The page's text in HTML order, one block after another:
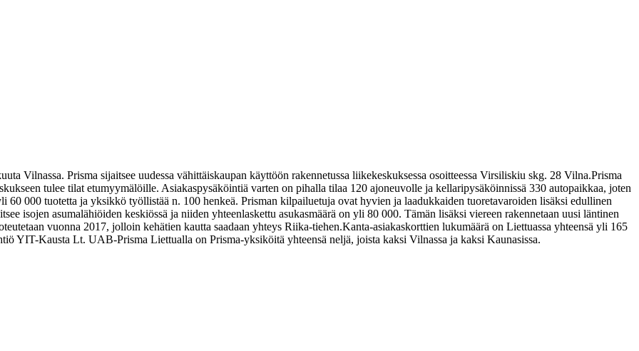
Vilnassa. Prisma sijaitsee uudessa vähittäiskaupan käyttöön rakennetussa liikekeskuksessa osoitteessa Virsiliskiu skg. 28 Vilna.Prisma
tulee tilat etumyymälöille. Asiakaspysäköintiä varten on pihalla tilaa 120 ajoneuvolle ja kellaripysäköinnissä 330 autopaikkaa, joten
60 000 tuotetta ja yksikkö työllistää n. 100 henkeä. Prisman kilpailuetuja ovat hyvien ja laadukkaiden tuoretavaroiden lisäksi edullinen
isojen asumalähiöiden keskiössä ja niiden yhteenlaskettu asukasmäärä on yli 80 000. Tämän lisäksi viereen rakennetaan uusi läntinen
vuonna 2017, jolloin kehätien kautta saadaan yhteys Riika-tiehen.Kanta-asiakaskorttien lukumäärä on Liettuassa yhteensä yli 165
YIT-Kausta Lt. UAB-Prisma Liettualla on Prisma-yksiköitä yhteensä neljä, joista kaksi Vilnassa ja kaksi Kaunasissa.